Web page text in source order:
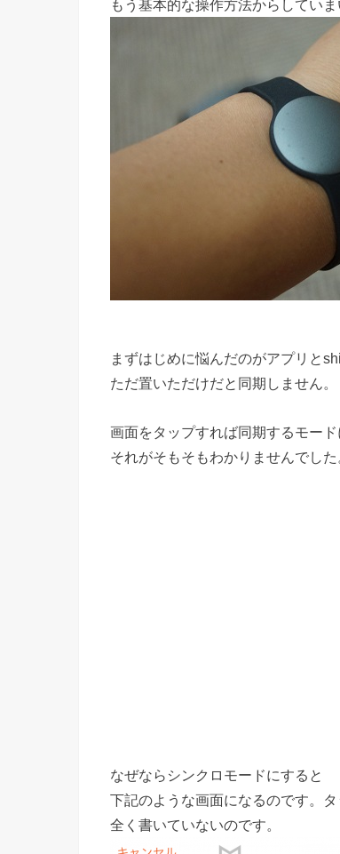
もう基本的な操作方法からしていま
まずはじめに悩んだのがアプリと
ただ置いただけだと同期しません。
画面をタップすれば同期するモー
それがそもそもわかりませんでした
なぜならシンクロモードにすると
下記のような画面になるのです。
全く書いていないのです。